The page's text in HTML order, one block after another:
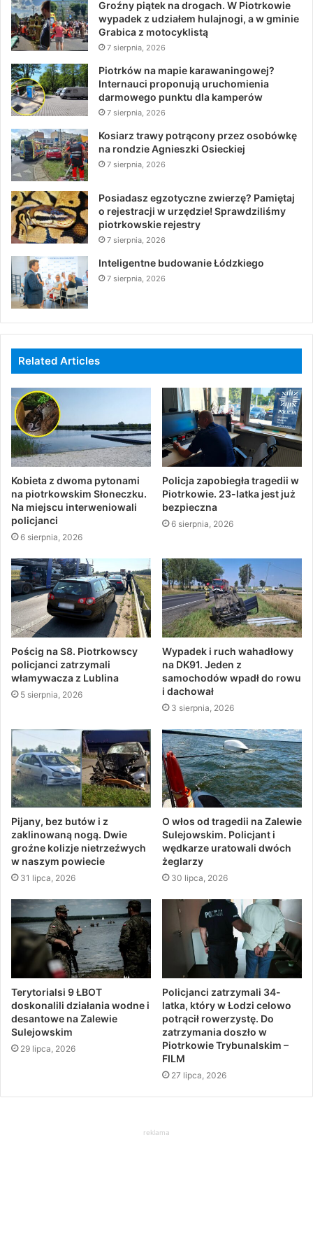
Groźny piątek na drogach. W Piotrkowie
wypadek z udziałem hulajnogi, a w gminie
Grabica z motocyklistą
7 sierpnia, 2026
Piotrków na mapie karawaningowej?
Internauci proponują uruchomienia
darmowego punktu dla kamperów
7 sierpnia, 2026
Kosiarz trawy potrącony przez osobówkę
na rondzie Agnieszki Osieckiej
7 sierpnia, 2026
Posiadasz egzotyczne zwierzę? Pamiętaj
o rejestracji w urzędzie! Sprawdziliśmy
piotrkowskie rejestry
7 sierpnia, 2026
Inteligentne budowanie Łódzkiego
7 sierpnia, 2026
Related Articles
Kobieta z dwoma pytonami
na piotrkowskim Słoneczku.
Na miejscu interweniowali
policjanci
6 sierpnia, 2026
Policja zapobiegła tragedii w
Piotrkowie. 23-latka jest już
bezpieczna
6 sierpnia, 2026
Pościg na S8. Piotrkowscy
policjanci zatrzymali
włamywacza z Lublina
5 sierpnia, 2026
Wypadek i ruch wahadłowy
na DK91. Jeden z
samochodów wpadł do rowu
i dachował
3 sierpnia, 2026
Pijany, bez butów i z
zaklinowaną nogą. Dwie
groźne kolizje nietrzeźwych
w naszym powiecie
31 lipca, 2026
O włos od tragedii na Zalewie
Sulejowskim. Policjant i
wędkarze uratowali dwóch
żeglarzy
30 lipca, 2026
Terytorialsi 9 ŁBOT
doskonalili działania wodne i
desantowe na Zalewie
Sulejowskim
29 lipca, 2026
Policjanci zatrzymali 34-
latka, który w Łodzi celowo
potrącił rowerzystę. Do
zatrzymania doszło w
Piotrkowie Trybunalskim –
FILM
27 lipca, 2026
reklama